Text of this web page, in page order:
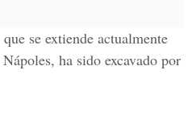
se extiende actualmente
Nápoles, ha sido excavado por